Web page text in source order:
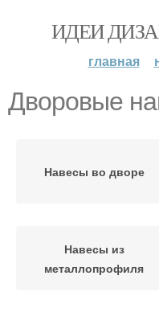
ИДЕИ
главная
Дворовые
Навесы во дворе
Навесы из
металлопрофиля